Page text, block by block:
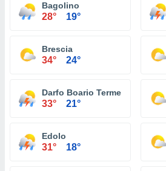
Bagolino
28° 19°
Brescia
34° 24°
Darfo Boario Terme
33° 21°
Edolo
31° 18°